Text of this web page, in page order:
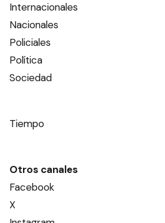
Internacionales
Nacionales
Policiales
Política
Sociedad
Tiempo
Otros canales
Facebook
X